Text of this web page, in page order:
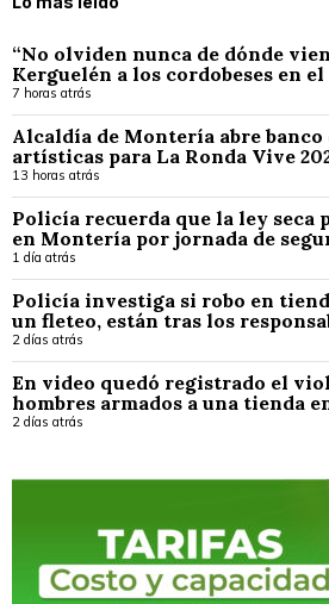
“No olviden nunca de dónde
Kerguelén a los cordobeses en
7 horas atrás
Alcaldía de Montería abre banco
artísticas para La Ronda Vive
13 horas atrás
Policía recuerda que la ley seca
en Montería por jornada de
1 día atrás
Policía investiga si robo en
un fleteo, están tras los
2 días atrás
En video quedó registrado el
hombres armados a una tienda
2 días atrás